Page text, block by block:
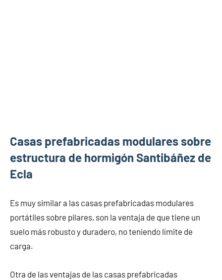
Casas prefabricadas modulares sobre
estructura de hormigón Santibáñez de
Ecla
Es muy similar a las casas prefabricadas modulares
portátiles sobre pilares, son la ventaja de que tiene un
suelo más robusto y duradero, no teniendo límite de
carga.
Otra de las ventajas de las casas prefabricadas